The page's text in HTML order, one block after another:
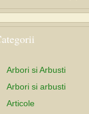
Arbori si Arbusti
Arbori si arbusti
Articole